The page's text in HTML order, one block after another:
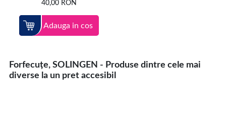
40,00 RON
Adauga in cos
Forfecuțe, SOLINGEN - Produse dintre cele mai
diverse la un pret accesibil